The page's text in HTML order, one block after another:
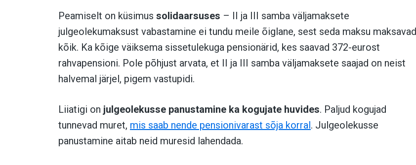
Peamiselt on küsimus solidaarsuses – II ja III samba väljamaksete
julgeolekumaksust vabastamine ei tundu meile õiglane, sest seda maksu maksavad
kõik. Ka kõige väiksema sissetulekuga pensionärid, kes saavad 372-eurost
rahvapensioni. Pole põhjust arvata, et II ja III samba väljamaksete saajad on neist
halvemal järjel, pigem vastupidi.
Liiatigi on julgeolekusse panustamine ka kogujate huvides. Paljud kogujad
tunnevad muret, mis saab nende pensionivarast sõja korral. Julgeolekusse
panustamine aitab neid muresid lahendada.